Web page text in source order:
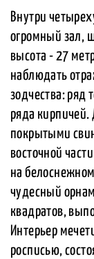
Внутри
огромный зал,
высота - 27
наблюдать
зодчества: ряд
ряда
покрытыми
восточной
на
чудесный
квадратов,
Интерьер
росписью,